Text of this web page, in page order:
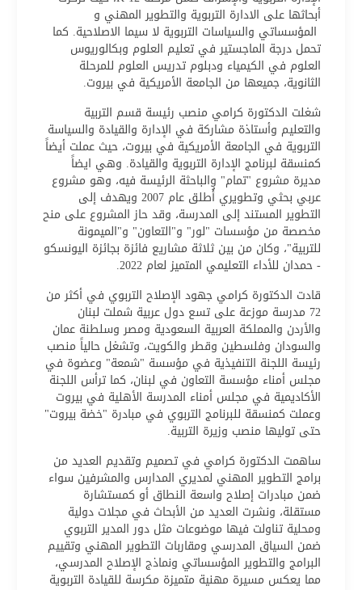
أبحاثها على الادارة التربوية والتطوير المهني و
المؤسساتي والسياسات التربوية لا سيما الاصلاحية. كما
تحمل درجة الماجستير في تعليم العلوم وبكالوريوس
العلوم في الكيمياء ودبلوم تدريس العلوم للمرحلة
الثانوية، جميعها من الجامعة الأمريكية في بيروت.
شغلت الدكتورة كرامي منصب رئيسة قسم التربية
والتعليم وأستاذة مشاركة في الإدارة والقيادة والسياسة
التربوية في الجامعة الأمريكية في بيروت، حيث عملت أيضاً
كمنسقة لبرنامج الإدارة التربوية والقيادة. وهي ايضاً
مديرة مشروع "تمام" والباحثة الرئيسة فيه، وهو مشروع
عربي بحثي وتطويري أُطلق عام 2007 ويهدف إلى
التطوير المستند إلى المدرسة، وقد حاز المشروع على منح
مخصصة من مؤسسات "لور" و"التعاون" و"الميمونة
للتربية"، وكان من بين ثلاثة مشاريع فائزة بجائزة اليونسكو
- حمدان للأداء التعليمي المتميز لعام 2022.
قادت الدكتورة كرامي جهود الإصلاح التربوي في أكثر من
72 مدرسة موزعة على تسع دول عربية شملت لبنان
والأردن والمملكة العربية السعودية ومصر وسلطنة عمان
والسودان وفلسطين وقطر والكويت، وتشغل حالياً منصب
رئيسة اللجنة التنفيذية في مؤسسة "شمعة" وعضوة في
مجلس أمناء مؤسسة التعاون في لبنان، كما ترأس اللجنة
الأكاديمية في مجلس أمناء المدرسة الأهلية في بيروت
وعملت كمنسقة للبرنامج التربوي في مبادرة "خضة بيروت"
حتى توليها منصب وزيرة التربية.
ساهمت الدكتورة كرامي في تصميم وتقديم العديد من
برامج التطوير المهني لمديري المدارس والمشرفين سواء
ضمن مبادرات إصلاح واسعة النطاق أو كمستشارة
مستقلة، ونشرت العديد من الأبحاث في مجلات دولية
ومحلية تناولت فيها موضوعات مثل دور المدير التربوي
ضمن السياق المدرسي ومقاربات التطوير المهني وتقييم
البرامج والتطوير المؤسساتي ونماذج الإصلاح المدرسي،
مما يعكس مسيرة مهنية متميزة مكرسة للقيادة التربوية